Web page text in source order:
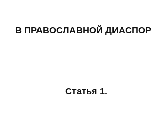
В ПРАВОСЛАВНОЙ
Статья 1.